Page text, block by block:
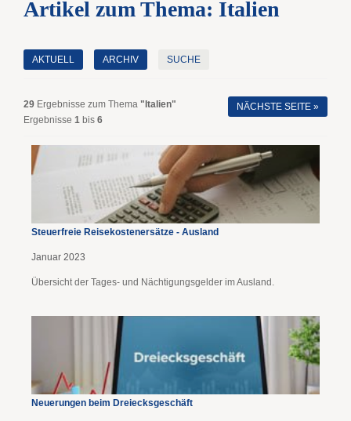
Artikel zum Thema: Italien
AKTUELL ARCHIV SUCHE
29 Ergebnisse zum Thema "Italien"
Ergebnisse 1 bis 6
NÄCHSTE SEITE »
Steuerfreie Reisekostenersätze - Ausland
Januar 2023
Übersicht der Tages- und Nächtigungsgelder im Ausland.
Neuerungen beim Dreiecksgeschäft